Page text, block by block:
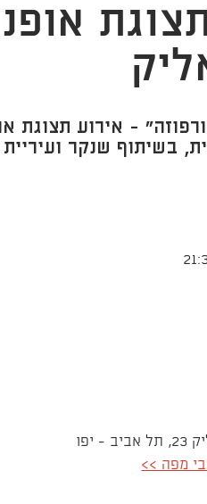
- אירוע תצוגת
בשיתוף שנקר
מפה >>